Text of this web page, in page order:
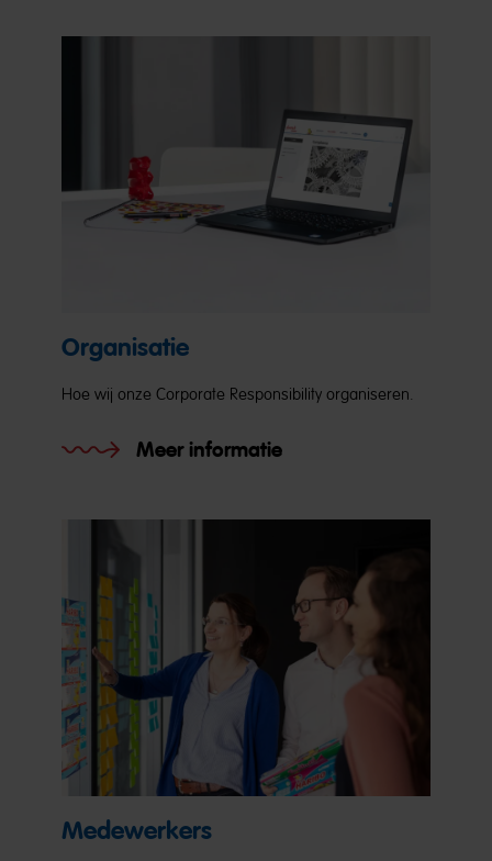
Organisatie
Hoe wij onze Corporate Responsibility organiseren.
Meer informatie
Medewerkers